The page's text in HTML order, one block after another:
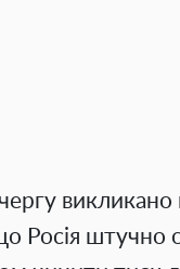
викликано
Росія штучно